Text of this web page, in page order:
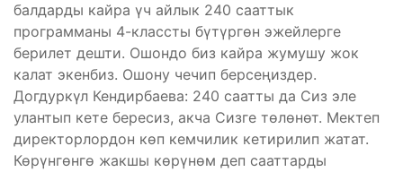
балдарды кайра үч айлык 240 сааттык
программаны 4-классты бүтүргөн эжейлерге
берилет дешти. Ошондо биз кайра жумушу жок
калат экенбиз. Ошону чечип берсеңиздер.
Догдуркүл Кендирбаева: 240 саатты да Сиз эле
улантып кете бересиз, акча Сизге төлөнөт. Мектеп
директорлордон көп кемчилик кетирилип жатат.
Көрүнгөнгө жакшы көрүнөм деп сааттарды